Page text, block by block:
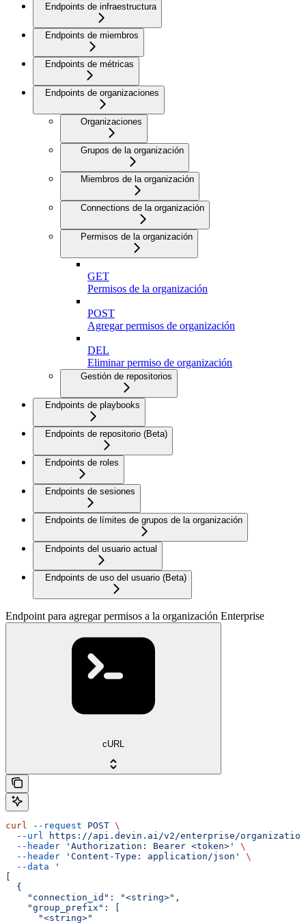
Endpoints de infraestructura
Endpoints de miembros
Endpoints de métricas
Endpoints de organizaciones
Organizaciones
Grupos de la organización
Miembros de la organización
Connections de la organización
Permisos de la organización
GET
Permisos de la organización
POST
Agregar permisos de organización
DEL
Eliminar permiso de organización
Gestión de repositorios
Endpoints de playbooks
Endpoints de repositorio (Beta)
Endpoints de roles
Endpoints de sesiones
Endpoints de límites de grupos de la organización
Endpoints del usuario actual
Endpoints de uso del usuario (Beta)
Endpoint para agregar permisos a la organización Enterprise
cURL
curl --request POST \
  --url
https://api.devin.ai/v2/enterprise/
  --header
'Authorization: Bearer <token>'
\
  --header
'Content-Type: application/json'
\
  --data
'
  {
    "connection_id": "<string>",
    "group_prefix": [
      "<string>"